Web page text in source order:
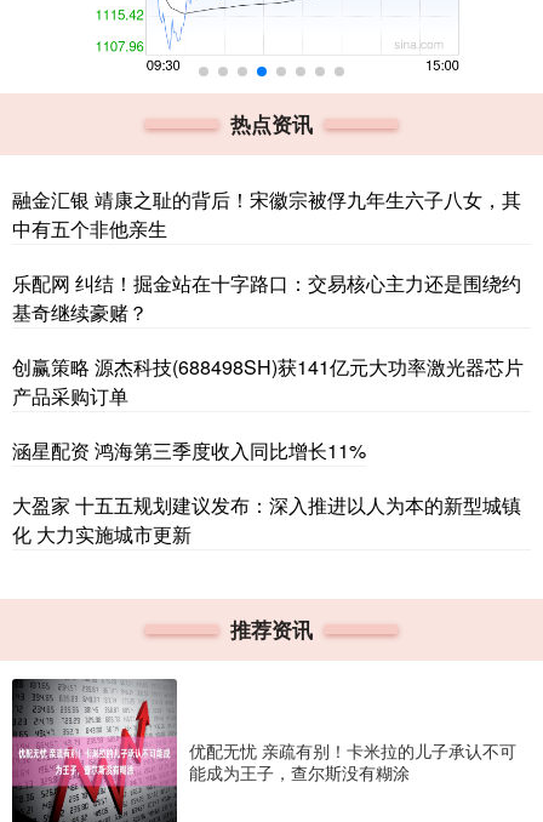
热点资讯
融金汇银 靖康之耻的背后！宋徽宗被俘九年生六子八女，其
中有五个非他亲生
乐配网 纠结！掘金站在十字路口：交易核心主力还是围绕约
基奇继续豪赌？
创赢策略 源杰科技(688498SH)获141亿元大功率激光器芯片
产品采购订单
涵星配资 鸿海第三季度收入同比增长11%
大盈家 十五五规划建议发布：深入推进以人为本的新型城镇
化 大力实施城市更新
推荐资讯
优配无忧 亲疏有别！卡米拉的儿子承认不可
能成为王子，查尔斯没有糊涂